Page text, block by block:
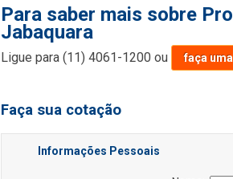
Para saber mais sobre
Jabaquara
Ligue para(11) 4061-1200 ou faça
Faça sua cotação
Informações Pessoais